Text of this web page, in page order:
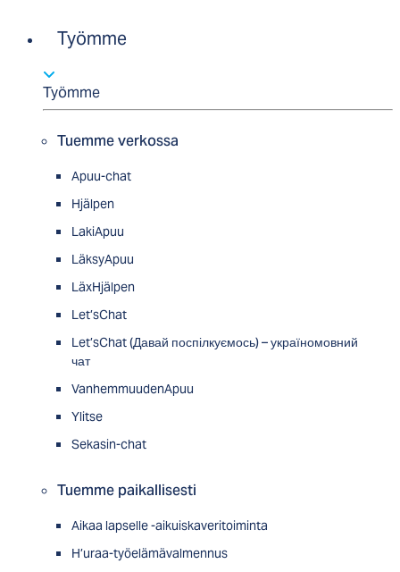
Työmme
Työmme
Tuemme verkossa
Apuu-chat
Hjälpen
LakiApuu
LäksyApuu
LäxHjälpen
Let’sChat
Let’sChat (Давай поспілкуємось) – україномовний
чат
VanhemmuudenApuu
Ylitse
Sekasin-chat
Tuemme paikallisesti
Aikaa lapselle -aikuiskaveritoiminta
H’uraa-työelämävalmennus